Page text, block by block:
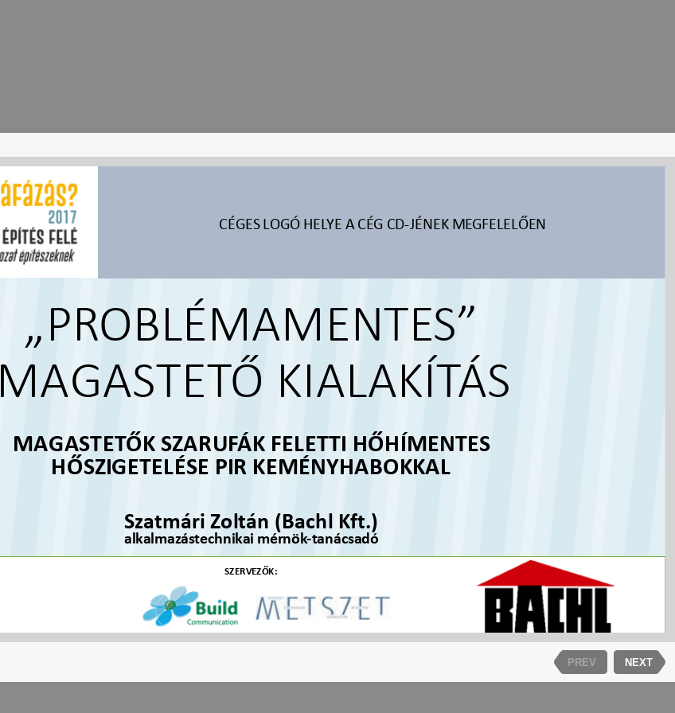
„PROBLÉMAMENTES”
MAGASTETŐ KIALAKÍTÁS
MAGASTETŐK SZARUFÁK FELETTI HŐHÍMENTES
HŐSZIGETELÉSE PIR KEMÉNYHABOKKAL
Szatmári Zoltán (Bachl Kft.)
alkalmazástechnikai mérnök-tanácsadó
SZERVEZŐK:
CÉGES LOGÓ HELYE A CÉG CD-JÉNEK MEGFELELŐEN
NEXT
PREV